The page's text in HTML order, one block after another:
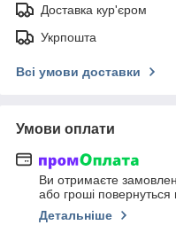
Доставка кур'єром
Укрпошта
Всі умови доставки
Умови оплати
Ви отримаєте
або гроші повернуться
Детальніше